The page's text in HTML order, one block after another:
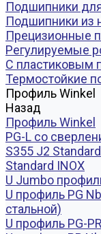
Подшипники
Подшипники из
Прецизионные
Регулируемые
С пластиковым
Термостойкие
Профиль Winkel
Назад
Профиль Winkel
PG-L со
S355 J2
Standard INOX
U Jumbo
U профиль PG
стальной)
U профиль PG-